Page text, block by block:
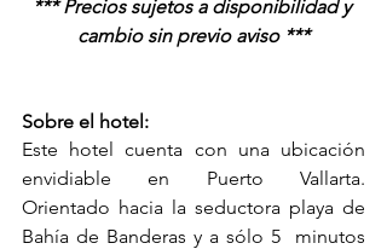
*** Precios sujetos a disponibilidad y
cambio sin previo aviso ***
Sobre el hotel:
Este hotel cuenta con una ubicación
envidiable en Puerto Vallarta.
Orientado hacia la seductora playa de
Bahía de Banderas y a sólo 5  minutos